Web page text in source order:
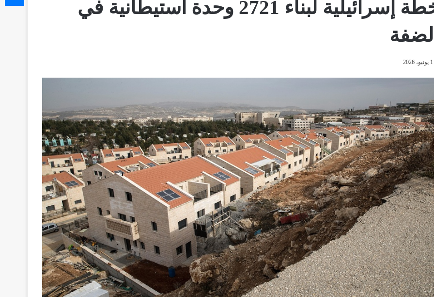
خطة إسرائيلية لبناء 2721 وحدة استيطانية في
الضفة
1 يونيو، 2026